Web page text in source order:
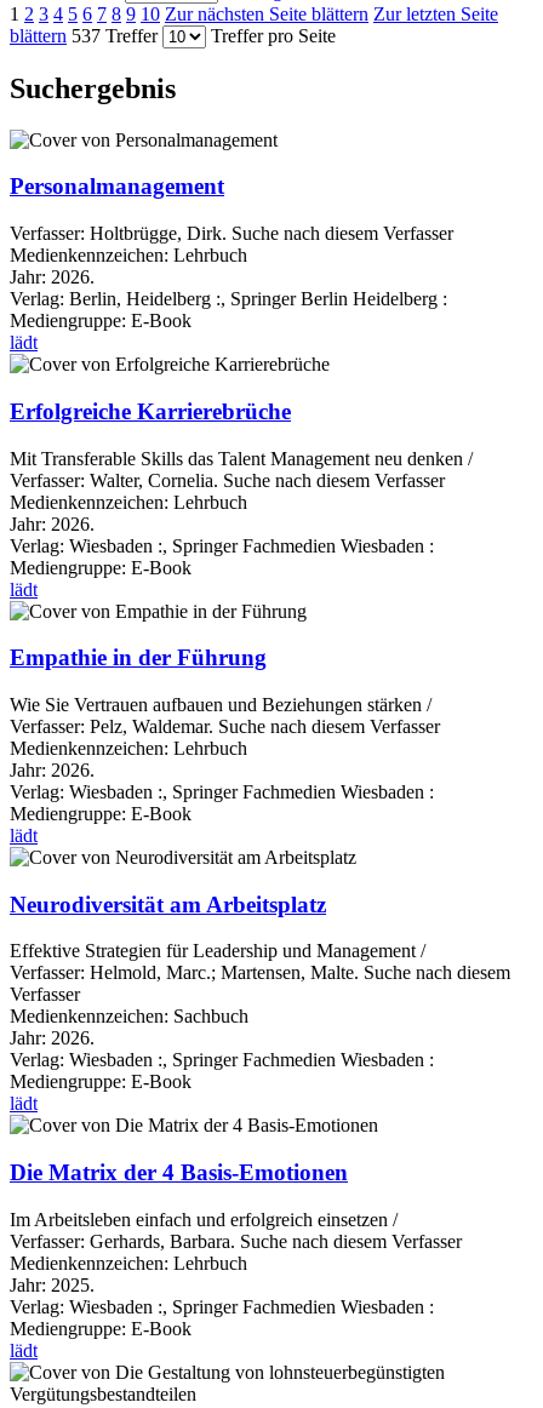
1 2 3 4 5 6 7 8 9 10 Zur nächsten Seite blättern Zur letzten Seite
blättern 537 Treffer Treffer pro Seite
Suchergebnis
Personalmanagement
Verfasser: Holtbrügge, Dirk. Suche nach diesem Verfasser
Medienkennzeichen: Lehrbuch
Jahr: 2026.
Verlag: Berlin, Heidelberg :, Springer Berlin Heidelberg :
Mediengruppe: E-Book
lädt
Erfolgreiche Karrierebrüche
Mit Transferable Skills das Talent Management neu denken /
Verfasser: Walter, Cornelia. Suche nach diesem Verfasser
Medienkennzeichen: Lehrbuch
Jahr: 2026.
Verlag: Wiesbaden :, Springer Fachmedien Wiesbaden :
Mediengruppe: E-Book
lädt
Empathie in der Führung
Wie Sie Vertrauen aufbauen und Beziehungen stärken /
Verfasser: Pelz, Waldemar. Suche nach diesem Verfasser
Medienkennzeichen: Lehrbuch
Jahr: 2026.
Verlag: Wiesbaden :, Springer Fachmedien Wiesbaden :
Mediengruppe: E-Book
lädt
Neurodiversität am Arbeitsplatz
Effektive Strategien für Leadership und Management /
Verfasser: Helmold, Marc.; Martensen, Malte. Suche nach diesem
Verfasser
Medienkennzeichen: Sachbuch
Jahr: 2026.
Verlag: Wiesbaden :, Springer Fachmedien Wiesbaden :
Mediengruppe: E-Book
lädt
Die Matrix der 4 Basis-Emotionen
Im Arbeitsleben einfach und erfolgreich einsetzen /
Verfasser: Gerhards, Barbara. Suche nach diesem Verfasser
Medienkennzeichen: Lehrbuch
Jahr: 2025.
Verlag: Wiesbaden :, Springer Fachmedien Wiesbaden :
Mediengruppe: E-Book
lädt